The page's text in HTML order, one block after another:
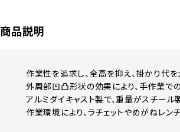
商品説明
作業性を追求し、全高を抑え、掛かり代を
外周部凹凸形状の効果により、手作業で
アルミダイキャスト製で、重量がスチー
作業環境により、ラチェットやめがねレン